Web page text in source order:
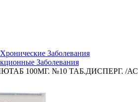
Заболевания
Заболевания
100МГ. №10 ТАБ.ДИСПЕРГ. /